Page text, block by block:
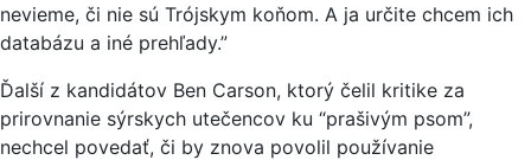
nevieme, či nie sú Trójskym koňom. A ja určite chcem ich
databázu a iné prehľady.”
Ďalší z kandidátov Ben Carson, ktorý čelil kritike za
prirovnanie sýrskych utečencov ku “prašivým psom”,
nechcel povedať, či by znova povolil používanie